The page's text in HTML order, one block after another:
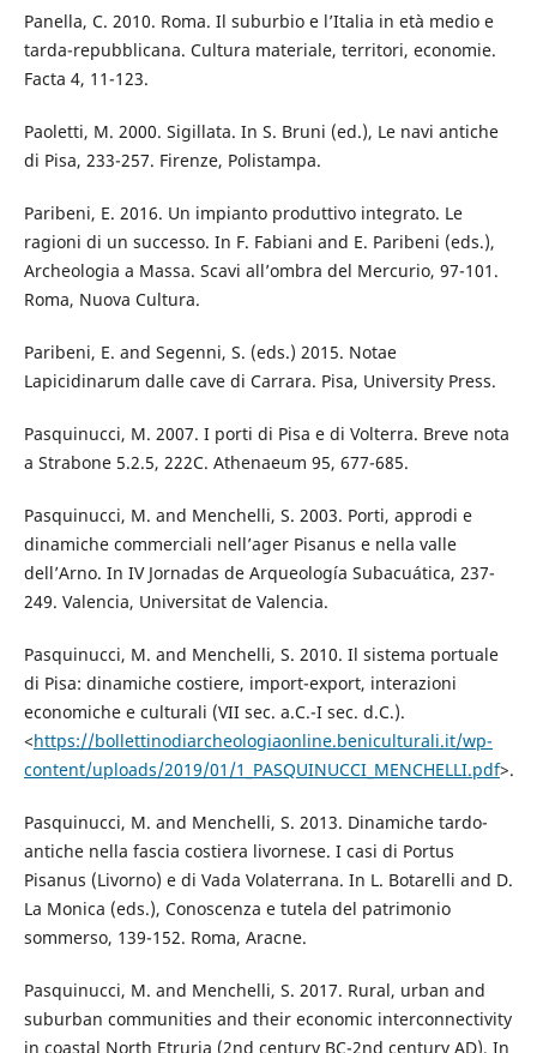
Panella, C. 2010. Roma. Il suburbio e l’Italia in età medio e
tarda-repubblicana. Cultura materiale, territori, economie.
Facta 4, 11-123.
Paoletti, M. 2000. Sigillata. In S. Bruni (ed.), Le navi antiche
di Pisa, 233-257. Firenze, Polistampa.
Paribeni, E. 2016. Un impianto produttivo integrato. Le
ragioni di un successo. In F. Fabiani and E. Paribeni (eds.),
Archeologia a Massa. Scavi all’ombra del Mercurio, 97-101.
Roma, Nuova Cultura.
Paribeni, E. and Segenni, S. (eds.) 2015. Notae
Lapicidinarum dalle cave di Carrara. Pisa, University Press.
Pasquinucci, M. 2007. I porti di Pisa e di Volterra. Breve nota
a Strabone 5.2.5, 222C. Athenaeum 95, 677-685.
Pasquinucci, M. and Menchelli, S. 2003. Porti, approdi e
dinamiche commerciali nell’ager Pisanus e nella valle
dell’Arno. In IV Jornadas de Arqueología Subacuática, 237-
249. Valencia, Universitat de Valencia.
Pasquinucci, M. and Menchelli, S. 2010. Il sistema portuale
di Pisa: dinamiche costiere, import-export, interazioni
economiche e culturali (VII sec. a.C.-I sec. d.C.).
<https://bollettinodiarcheologiaonline.beniculturali.it/wp-
content/uploads/2019/01/1_PASQUINUCCI_MENCHELLI.pdf>.
Pasquinucci, M. and Menchelli, S. 2013. Dinamiche tardo-
antiche nella fascia costiera livornese. I casi di Portus
Pisanus (Livorno) e di Vada Volaterrana. In L. Botarelli and D.
La Monica (eds.), Conoscenza e tutela del patrimonio
sommerso, 139-152. Roma, Aracne.
Pasquinucci, M. and Menchelli, S. 2017. Rural, urban and
suburban communities and their economic interconnectivity
in coastal North Etruria (2nd century BC-2nd century AD). In